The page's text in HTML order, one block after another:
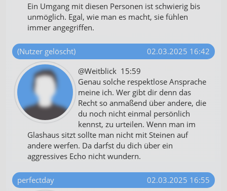
Analyse von Zielgruppen durch Statistiken
oder Kombinationen von Daten aus
verschiedenen Quellen
Entwicklung und Verbesserung der
Angebote
Verwendung reduzierter Daten zur Auswahl
von Inhalten
IAB-Besonderheiten:
Verwendung genauer Standortdaten
Geräte anhand von aktiv angeforderten
Informationen identifizieren
Nicht-IAB-Verarbeitungszwecke:
Notwendig
Ein Umgang mit diesen Personen ist schwierig bis
unmöglich. Egal, wie man es macht, sie fühlen
immer angegriffen.
(Nutzer gelöscht)
02.03.2025 16:42
@Weitblick 15:59
Genau solche respektlose Ansprache
meine ich. Wer gibt dir denn das
Recht so anmaßend über andere, die
du noch nicht einmal persönlich
kennst, zu urteilen. Wenn man im
Glashaus sitzt sollte man nicht mit Steinen auf
andere werfen. Da darfst du dich über ein
aggressives Echo nicht wundern.
perfectday
02.03.2025 16:55